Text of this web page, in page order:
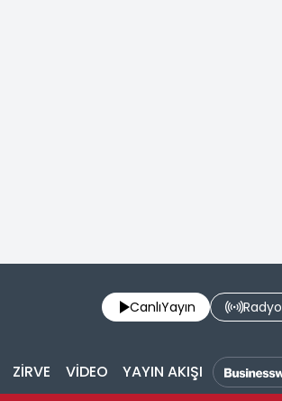
CanlıYayın Radyo
ZİRVE VİDEO YAYIN AKIŞI